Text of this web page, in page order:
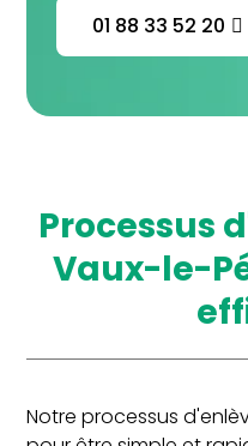
01 88 33 52 20
Processus d'enlèvement à
Vaux-le-
Notre processus